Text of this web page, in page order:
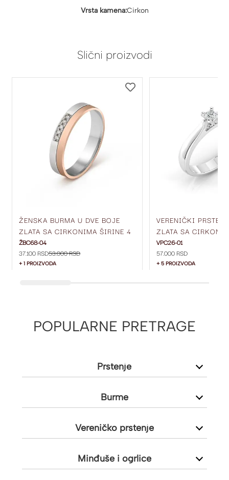
Vrsta kamena:Cirkon
Slični proizvodi
ŽENSKA BURMA U DVE BOJE
ZLATA SA CIRKONIMA ŠIRINE 4
MM ŽBC68-04
ŽBC68-04
37.100 RSD53.000 RSD
+ 1 PROIZVODA
VERENIČKI PRSTEN
ZLATA SA
VPC26-01
57.000 RSD
+ 5 PROIZVODA
POPULARNE PRETRAGE
Prstenje
Burme
Vereničko prstenje
Minđuše i ogrlice